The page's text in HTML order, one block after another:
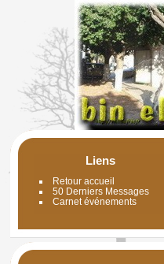
Liens
Retour accueil
50 Derniers Messages
Carnet événements